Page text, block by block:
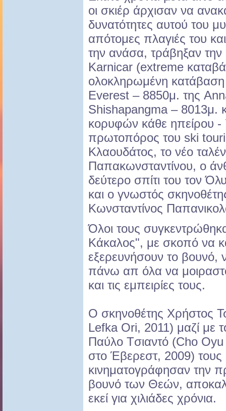
οι σκιέρ άρχισαν να
δυνατότητες αυτού του
απότομες πλαγιές του
την ανάσα, τράβηξαν
Karnicar (extreme
ολοκληρωμένη
Everest – 8850μ. της
Shishapangma – 8013μ.
κορυφών κάθε ηπείρου
πρωτοπόρος του ski
Κλαουδάτος, το νέο
Παπακωνσταντίνου, ο
δεύτερο σπίτι του τον
και ο γνωστός
Κωνσταντίνος
Όλοι τους
Κάκαλος", με σκοπό να
εξερευνήσουν το βουνό,
πάνω απ όλα να
και τις εμπειρίες τους.
Ο σκηνοθέτης Χρήστος
Lefka Ori, 2011) μαζί με
Παύλο Tσιαντό (Cho
στο Έβερεστ, 2009) τους
κινηματογράφησαν την
βουνό των Θεών,
εκεί για χιλιάδες χρόνια.